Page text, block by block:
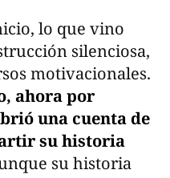
lo que vino
silenciosa,
motivacionales.
ahora por
una cuenta de
su historia
su historia